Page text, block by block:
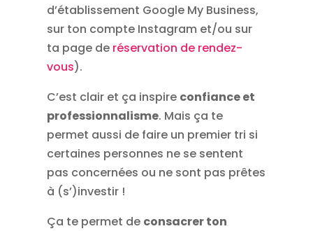
d’établissement Google My Business,
sur ton compte Instagram et/ou sur
ta page de réservation de rendez-
vous).
C’est clair et ça inspire confiance et
professionnalisme. Mais ça te
permet aussi de faire un premier tri si
certaines personnes ne se sentent
pas concernées ou ne sont pas prêtes
à (s’)investir !
Ça te permet de consacrer ton